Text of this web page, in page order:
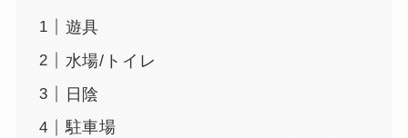
遊具
水場/トイレ
日陰
駐車場